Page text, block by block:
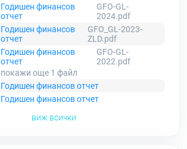
Годишен финансов
отчет
GFO-GL-
2024.pdf
Годишен финансов
отчет
GFO_GL-2023-
ZLD.pdf
Годишен финансов
отчет
GFO-GL-
2022.pdf
покажи още 1 файл
Годишен финансов отчет
Годишен финансов отчет
виж всички